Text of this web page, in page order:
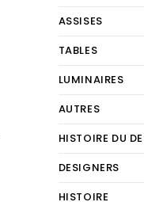
ASSISES
TABLES
LUMINAIRES
AUTRES
HISTOIRE DU
DESIGNERS
HISTOIRE